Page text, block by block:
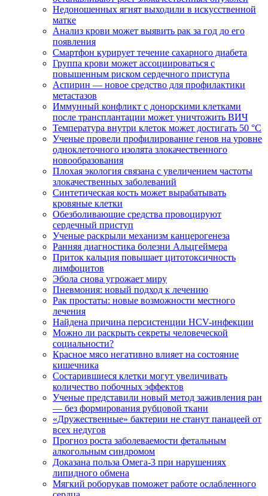
Недоношенных ягнят выходили в искусственной
матке
Анализ крови может выявить рак за год до его
появления
Смартфон курирует течение сахарного диабета
Группа крови может ассоциироваться с
повышенным риском сердечного приступа
Аспирин — новое средство для профилактики
метастазов
Иммунный конфликт с донорскими клетками
после трансплантации может уничтожить ВИЧ
Температура внутри клеток может достигать 50 °С
Ученые провели профилирование генов на уровне
одноклеточного изолята злокачественного
новообразования
Плохая экология связана с увеличением частоты
злокачественных заболеваний
Синтетическая кость может вырабатывать
кровяные клетки
Обезболивающие средства провоцируют
сердечный приступ
Ученые раскрыли механизм канцерогенеза
Ранняя диагностика болезни Альцгеймера
Приток кальция повышает цитотоксичность
лимфоцитов
Эбола снова угрожает миру
Пневмония: новый подход к лечению
Рак простаты: новые возможности местного
лечения
Найдена причина персистенции HCV-инфекции
Можно ли раскрыть секреты человеческой
социальности?
Красное мясо негативно влияет на состояние
кишечника
Состарившиеся клетки могут увеличивать
количество побочных эффектов
Ученые представили новый метод заживления ран
— без формирования рубцовой ткани
«Дружественные» бактерии не станут панацеей от
всех недугов
Прогноз роста заболеваемости фетальным
алкогольным синдромом
Доказана польза Омега-3 при нарушениях
липидного обмена
Мягкий роборукав поможет работе ослабленного